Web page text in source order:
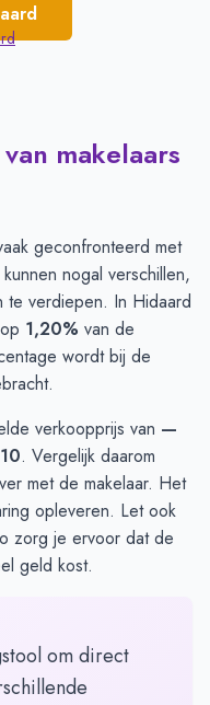
makelaars
geconfronteerd met
nogal verschillen,
te verdiepen. In Hidaard
1,20% van de
wordt bij de
verkoopprijs van —
. Vergelijk daarom
met de makelaar. Het
opleveren. Let ook
zorg je ervoor dat de
geld kost.
om direct